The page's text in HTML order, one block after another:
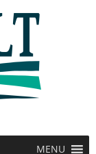
MENU